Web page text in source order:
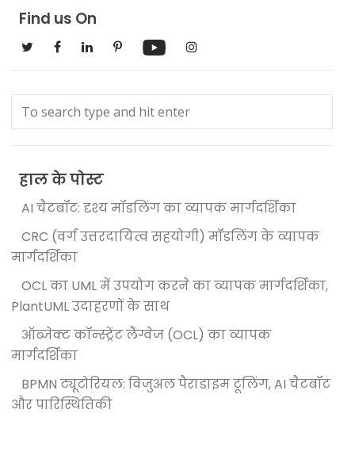
Find us On
हाल के पोस्ट
AI चैटबॉट: दृश्य मॉडलिंग का व्यापक मार्गदर्शिका
CRC (वर्ग उत्तरदायित्व सहयोगी) मॉडलिंग के व्यापक
मार्गदर्शिका
OCL का UML में उपयोग करने का व्यापक मार्गदर्शिका,
PlantUML उदाहरणों के साथ
ऑब्जेक्ट कॉन्स्ट्रेंट लैंग्वेज (OCL) का व्यापक
मार्गदर्शिका
BPMN ट्यूटोरियल: विजुअल पैराडाइम टूलिंग, AI चैटबॉट
और पारिस्थितिकी